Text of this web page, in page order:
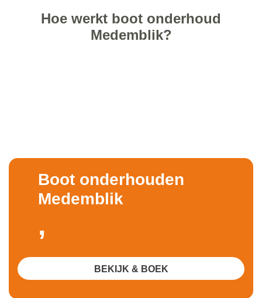
Hoe werkt boot onderhoud
Medemblik?
Boot onderhouden
Medemblik
,
BEKIJK & BOEK